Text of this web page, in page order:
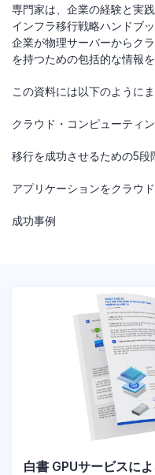
専門家は、企業の経験と実
インフラ移行戦略ハンドブ
企業が物理サーバーからク
を持つための包括的な情報を
この資料には以下のようにま
クラウド・コンピューティ
移行を成功させるための5段
アプリケーションをクラウ
成功事例
白書 GPUサービスに